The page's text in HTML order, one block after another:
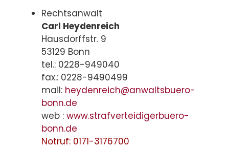
Rechtsanwalt
Carl Heydenreich
Hausdorffstr. 9
53129 Bonn
tel.: 0228-949040
fax.: 0228-9490499
mail: heydenreich@anwaltsbuero-
bonn.de
web : www.strafverteidigerbuero-
bonn.de
Notruf: 0171-3176700